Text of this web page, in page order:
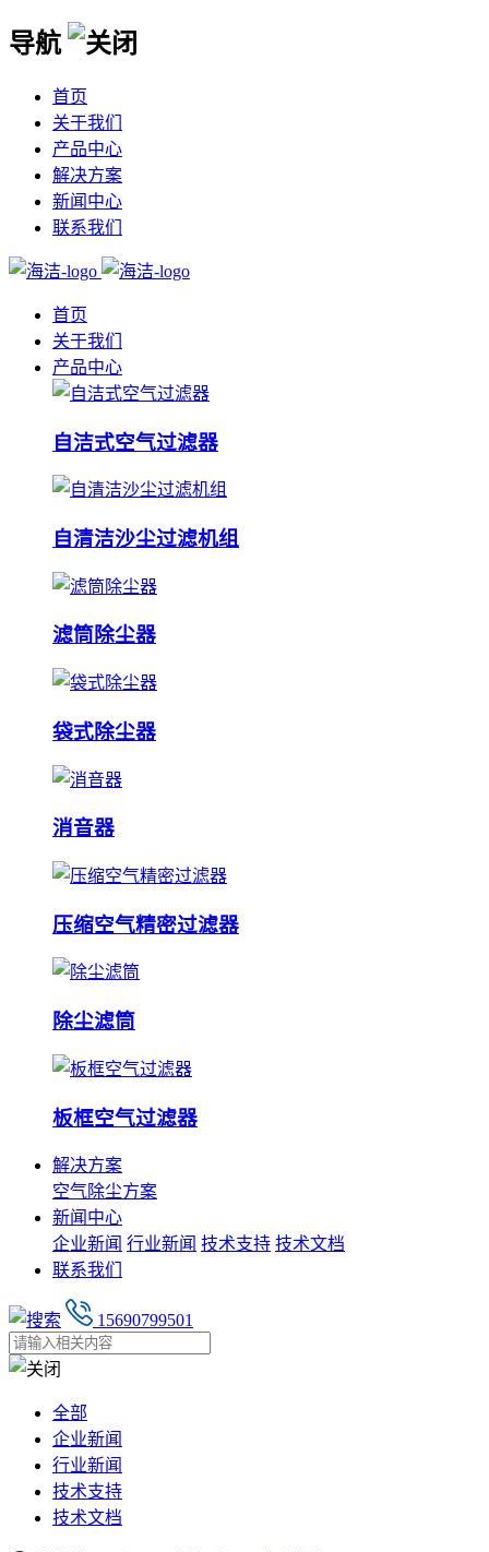
导航
首页
关于我们
产品中心
解决方案
新闻中心
联系我们
首页
关于我们
产品中心
自洁式空气过滤器
自清洁沙尘过滤机组
滤筒除尘器
袋式除尘器
消音器
压缩空气精密过滤器
除尘滤筒
板框空气过滤器
解决方案
空气除尘方案
新闻中心
企业新闻 行业新闻 技术支持 技术文档
联系我们
15690799501
全部
企业新闻
行业新闻
技术支持
技术文档